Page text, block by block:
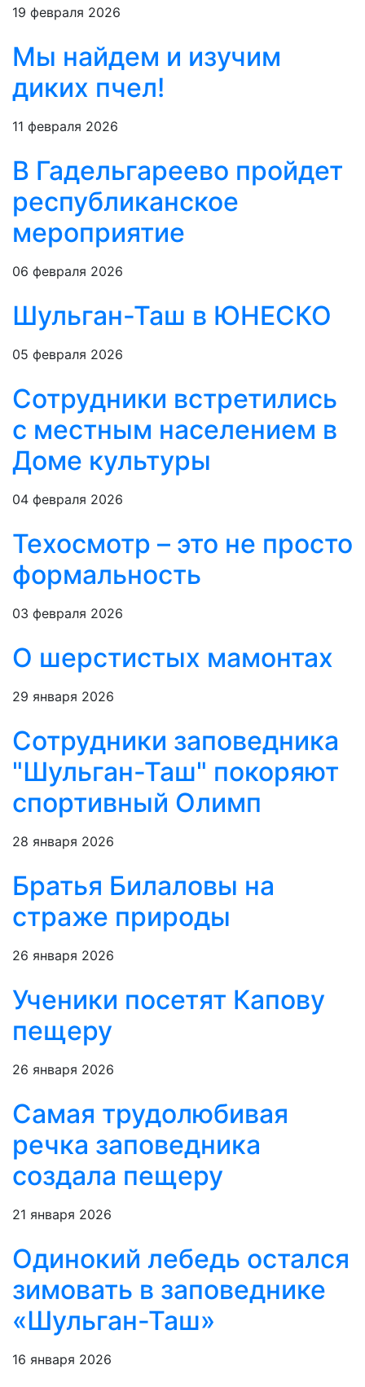
19 февраля 2026
Мы найдем и изучим
диких пчел!
11 февраля 2026
В Гадельгареево пройдет
республиканское
мероприятие
06 февраля 2026
Шульган-Таш в ЮНЕСКО
05 февраля 2026
Сотрудники встретились
с местным населением в
Доме культуры
04 февраля 2026
Техосмотр – это не просто
формальность
03 февраля 2026
О шерстистых мамонтах
29 января 2026
Сотрудники заповедника
"Шульган-Таш" покоряют
спортивный Олимп
28 января 2026
Братья Билаловы на
страже природы
26 января 2026
Ученики посетят Капову
пещеру
26 января 2026
Самая трудолюбивая
речка заповедника
создала пещеру
21 января 2026
Одинокий лебедь остался
зимовать в заповеднике
«Шульган-Таш»
16 января 2026